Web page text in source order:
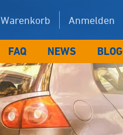
Warenkorb Anmelden
FAQ NEWS BLOG